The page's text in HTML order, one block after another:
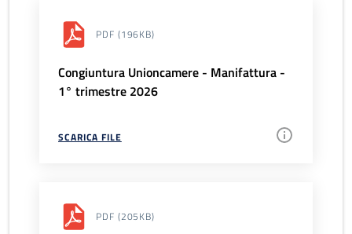
PDF (196KB)
Congiuntura Unioncamere - Manifattura -
1° trimestre 2026
SCARICA FILE
PDF (205KB)